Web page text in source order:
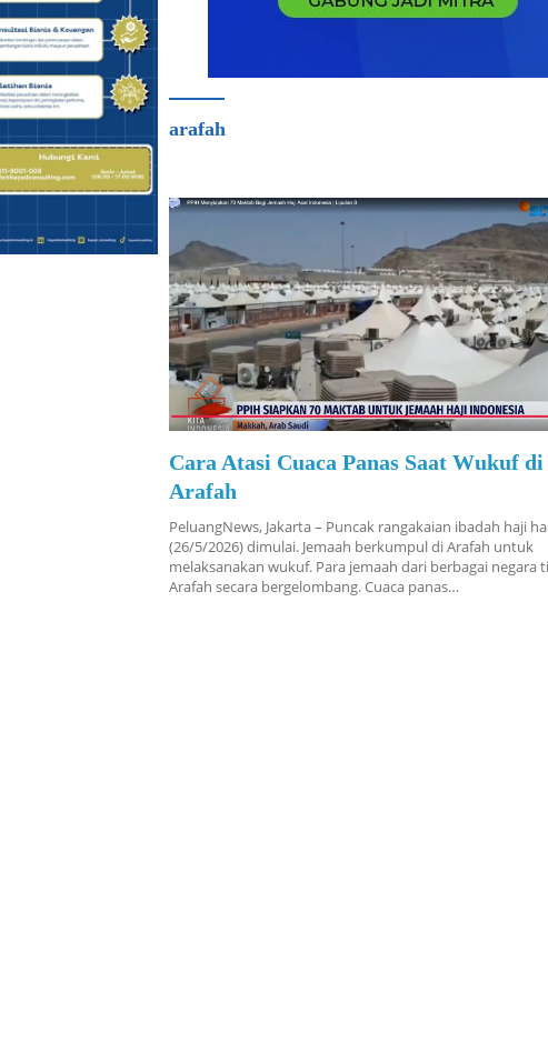
arafah
Cara Atasi Cuaca Panas Saat Wukuf di
Arafah
PeluangNews, Jakarta – Puncak rangakaian ibadah haji
(26/5/2026) dimulai. Jemaah berkumpul di Arafah untuk
melaksanakan wukuf. Para jemaah dari berbagai negara
Arafah secara bergelombang. Cuaca panas…